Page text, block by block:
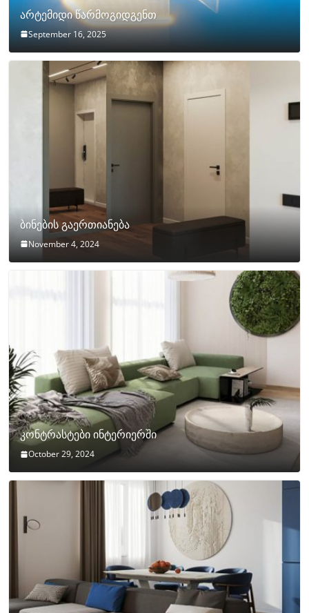
არტემიდი წარმოგიდგენთ
September 16, 2025
ბინების გაერთიანება
November 4, 2024
კონტრასტები ინტერიერში
October 29, 2024